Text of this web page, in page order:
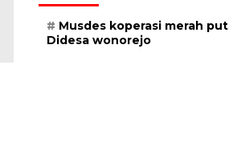
Musdes koperasi merah
Didesa wonorejo